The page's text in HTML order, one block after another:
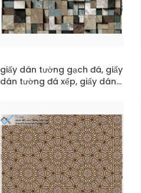
giấy dán tường gạch đá, giấy
dán tường đá xếp, giấy dán